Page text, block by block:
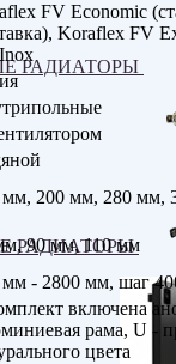
РАДИАТОРЫ
РАДИАТОРЫ
FV Economic
Koraflex FV
мм, 200 мм, 280 мм,
90 мм, 110 мм
мм - 2800 мм, шаг
включена
рама, U -
цвета